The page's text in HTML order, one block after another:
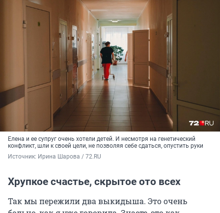
Елена и ее супруг очень хотели детей. И несмотря на генетический
конфликт, шли к своей цели, не позволяя себе сдаться, опустить руки
Источник: Ирина Шарова / 72.RU
Хрупкое счастье, скрытое ото всех
Так мы пережили два выкидыша. Это очень